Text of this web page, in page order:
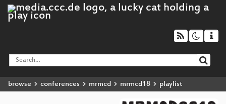
browse conferences mrmcd mrmcd18 playlist